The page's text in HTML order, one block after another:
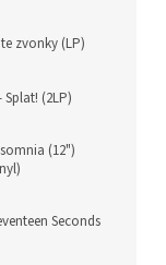
zvonky (LP)
Splat! (2LP)
(12")
Seconds